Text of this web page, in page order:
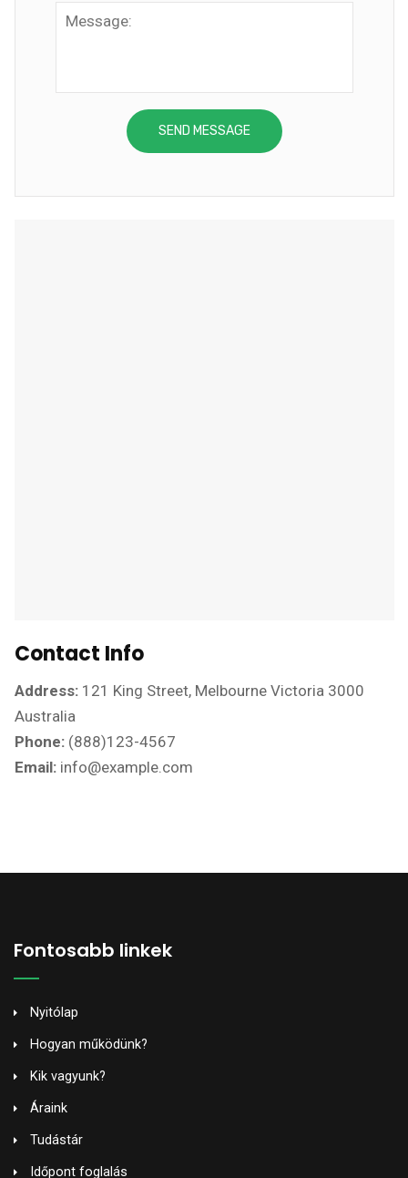
Contact Info
Address:121 King Street, Melbourne Victoria 3000
Australia
Phone:(888)123-4567
Email:info@example.com
Fontosabb linkek
Nyitólap
Hogyan működünk?
Kik vagyunk?
Áraink
Tudástár
Időpont foglalás